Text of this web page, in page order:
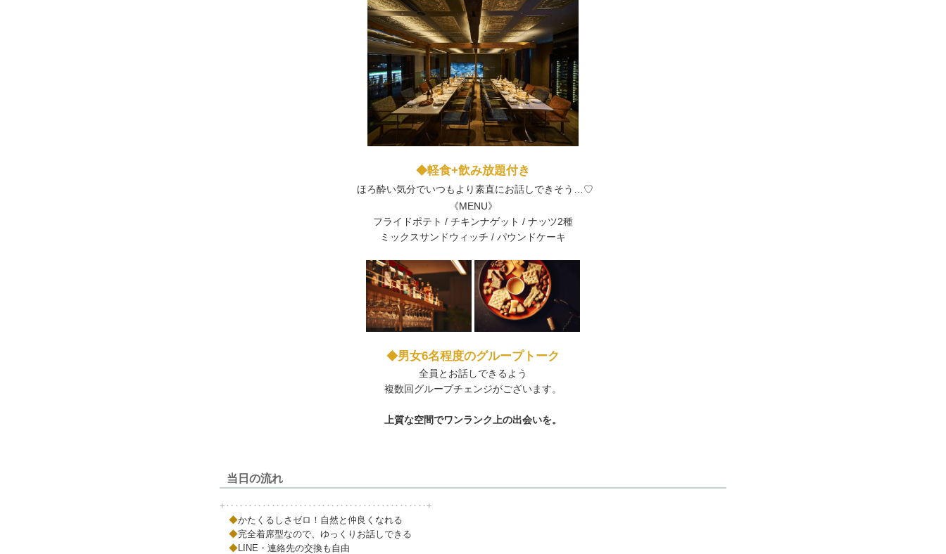
◆軽食+飲み放題付き
ほろ酔い気分でいつもより素直にお話しできそう…♡
《MENU》
フライドポテト / チキンナゲット / ナッツ2種
ミックスサンドウィッチ / パウンドケーキ
◆男女6名程度のグループトーク
全員とお話しできるよう
複数回グループチェンジがございます。
上質な空間でワンランク上の出会いを。
当日の流れ
+‥‥‥‥‥‥‥‥‥‥‥‥‥‥‥‥‥‥‥‥‥‥+
◆かたくるしさゼロ！自然と仲良くなれる
◆完全着席型なので、ゆっくりお話しできる
◆LINE・連絡先の交換も自由